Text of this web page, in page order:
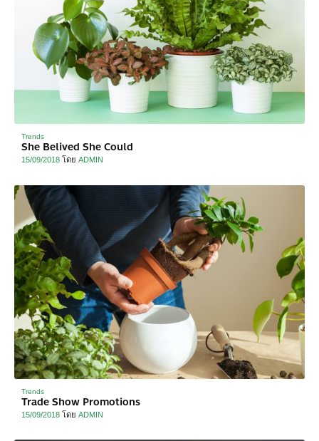
Trends
She Belived She Could
15/09/2018 โดย ADMIN
Trends
Trade Show Promotions
15/09/2018 โดย ADMIN